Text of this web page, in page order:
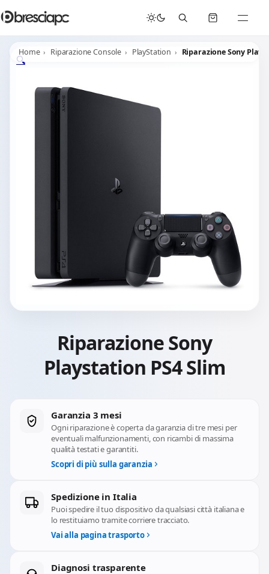
☀️ Chiusura Estiva - Il laboratorio resterà chiuso per ferie dal 29/06/2026 al 05/07/2026 compresi.
Home Riparazione Console PlayStation Riparazione Sony
🔍
Riparazione Sony
Playstation PS4 Slim
Garanzia 3 mesi
Ogni riparazione è coperta da garanzia di tre mesi per
eventuali malfunzionamenti, con ricambi di massima
qualità testati e garantiti.
Scopri di più sulla garanzia
Spedizione in Italia
Puoi spedire il tuo dispositivo da qualsiasi città italiana e
lo restituiamo tramite corriere tracciato.
Vai alla pagina trasporto
Diagnosi trasparente